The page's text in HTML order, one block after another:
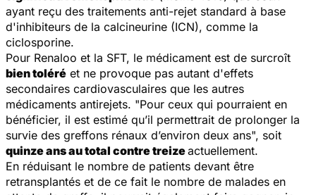
ayant reçu des traitements anti-rejet standard à base
d'inhibiteurs de la calcineurine (ICN), comme la
ciclosporine.
Pour Renaloo et la SFT, le médicament est de surcroît
bien toléré et ne provoque pas autant d'effets
secondaires cardiovasculaires que les autres
médicaments antirejets. "Pour ceux qui pourraient en
bénéficier, il est estimé qu’il permettrait de prolonger la
survie des greffons rénaux d’environ deux ans", soit
quinze ans au total contre treizeactuellement.
En réduisant le nombre de patients devant être
retransplantés et de ce fait le nombre de malades en